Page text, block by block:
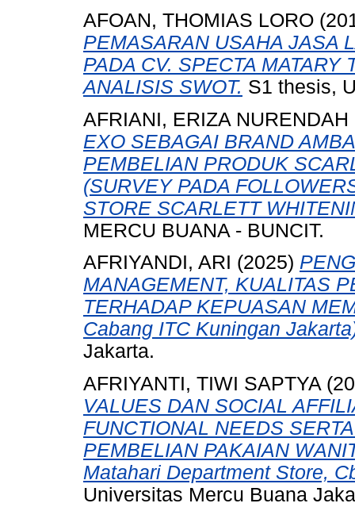
AFOAN, THOMIAS LORO
PEMASARAN USAHA JASA
PADA CV. SPECTA
ANALISIS SWOT. S1 thesis,
AFRIANI, ERIZA NURENDAH
EXO SEBAGAI BRAND
PEMBELIAN PRODUK
(SURVEY PADA
STORE SCARLETT
MERCU BUANA - BUNCIT.
AFRIYANDI, ARI (2025)
MANAGEMENT, KUALITAS
TERHADAP KEPUASAN
Cabang ITC Kuningan
Jakarta.
AFRIYANTI, TIWI SAPTYA
VALUES DAN SOCIAL
FUNCTIONAL NEEDS
PEMBELIAN PAKAIAN
Matahari Department Store,
Universitas Mercu Buana